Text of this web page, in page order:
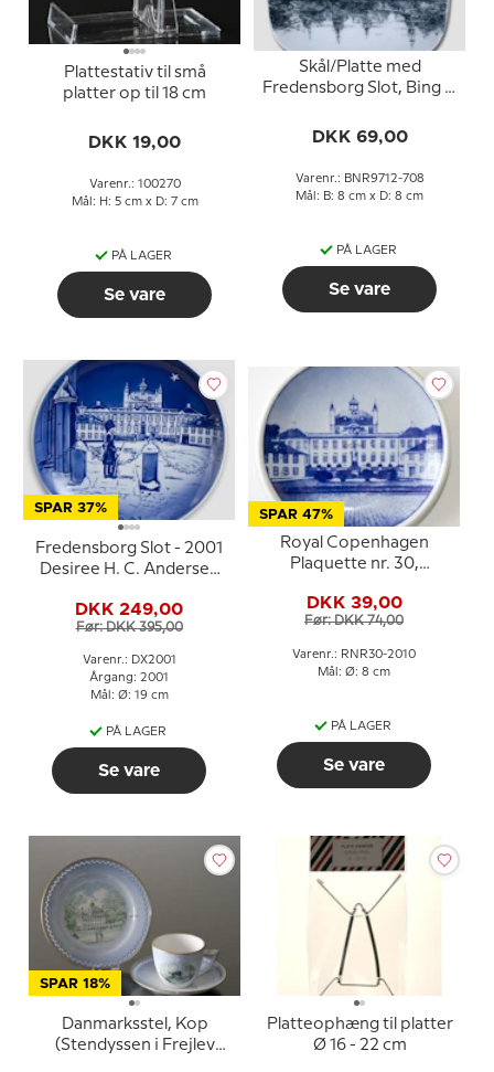
Plattestativ til små
platter op til 18 cm
DKK 19,00
Varenr.: 100270
Mål: H: 5 cm x D: 7 cm
PÅ LAGER
Se vare
Skål/Platte med
Fredensborg Slot, Bing &
DKK 69,00
Varenr.: BNR9712-708
Mål: B: 8 cm x D: 8 cm
PÅ LAGER
Se vare
SPAR 37%
Fredensborg Slot - 2001
Desiree H. C. Andersen
DKK 249,00
Før: DKK 395,00
Varenr.: DX2001
Årgang: 2001
Mål: Ø: 19 cm
PÅ LAGER
Se vare
SPAR 47%
Royal Copenhagen
Plaquette nr. 30,
DKK 39,00
Før: DKK 74,00
Varenr.: RNR30-2010
Mål: Ø: 8 cm
PÅ LAGER
Se vare
SPAR 18%
Danmarksstel, Kop
(Stendyssen i Frejlev
Platteophæng til platter
Ø 16 - 22 cm